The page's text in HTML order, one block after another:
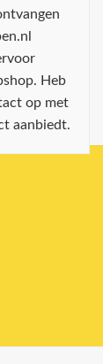
Heb
op met
aanbiedt.